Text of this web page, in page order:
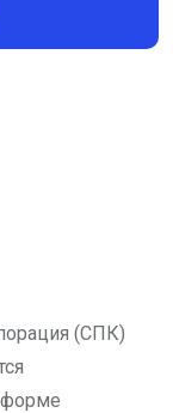
(СПК)
форме